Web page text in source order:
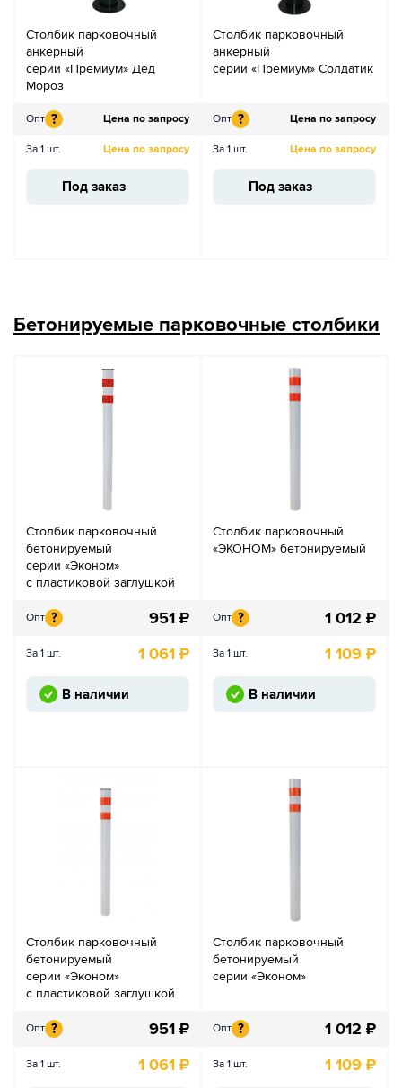
Столбик парковочный
анкерный
серии «Премиум» Дед
Мороз
Опт ? Цена по запросу
За 1 шт. Цена по запросу
Под заказ
Столбик парковочный
анкерный
серии «Премиум» Солдатик
Опт ? Цена по запросу
За 1 шт. Цена по запросу
Под заказ
Бетонируемые парковочные столбики
Столбик парковочный
бетонируемый
серии «Эконом»
с пластиковой заглушкой
Опт ? 951 ₽
За 1 шт. 1 061 ₽
В наличии
Столбик парковочный
«ЭКОНОМ» бетонируемый
Опт ? 1 012 ₽
За 1 шт. 1 109 ₽
В наличии
Столбик парковочный
бетонируемый
серии «Эконом»
с пластиковой заглушкой
Опт ? 951 ₽
За 1 шт. 1 061 ₽
Столбик парковочный
бетонируемый
серии «Эконом»
Опт ? 1 012 ₽
За 1 шт. 1 109 ₽